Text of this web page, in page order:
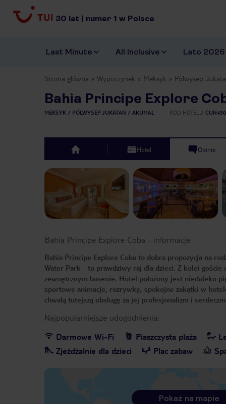
30 lat | numer 1 w Polsce
Last Minute All Inclusive Lato 2026
Strona główna Wypoczynek Meksyk Półwysep
Bahia Principe Explore
MEKSYK PÓŁWYSEP JUKATAN AKUMAL KOD HOTELU
top Hotel Opinie
Previous slide
Bahia Principe Explore Coba - informacje
Bahia Principe Explore Coba to dobra propozycja na
Water Park - to prawdziwy raj dla dzieci. Z kolei goście
zewnętrznym basenie. Hotel położony jest niedaleko
sportowe animacje, rozrywkę, spokojne zakątki w
chwalą tutejszą obsługę za jej profesjonalizm i
Najpopularniejsze udogodnienia:
Darmowe Wi-Fi
Piaszczysta plaża
Zjeżdżalnie dla dzieci
Plac zabaw
Pokaż na mapie